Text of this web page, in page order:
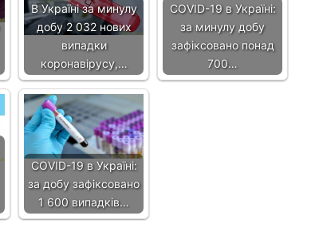
В Україні за минулу
добу 2 032 нових
випадки
коронавірусу,…
COVID-19 в Україні:
за минулу добу
зафіксовано понад
700…
COVID-19 в Україні:
за добу зафіксовано
1 600 випадків…